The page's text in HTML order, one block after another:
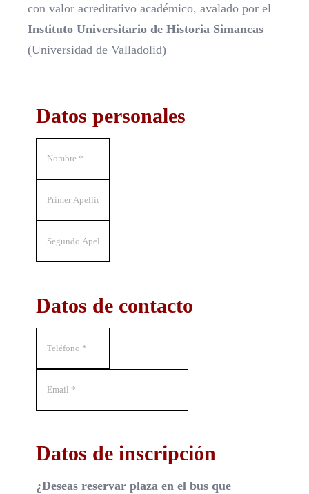
con valor acreditativo académico, avalado por el
Instituto Universitario de Historia Simancas
(Universidad de Valladolid)
Datos personales
Datos de contacto
Datos de inscripción
¿Deseas reservar plaza en el bus que